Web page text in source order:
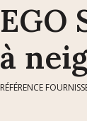
EGO
à
RÉFÉRENCE